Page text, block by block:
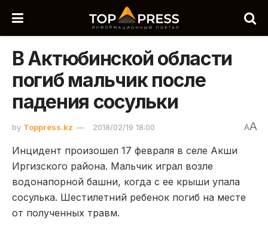
В Актюбинской области
погиб мальчик после
падения сосульки
by Toppress.kz 2018/02/19 18:00 AA
Инцидент произошел 17 февраля в селе Акши
Иргизского района. Мальчик играл возле
водонапорной башни, когда с ее крыши упала
сосулька. Шестилетний ребенок погиб на месте
от полученных травм.